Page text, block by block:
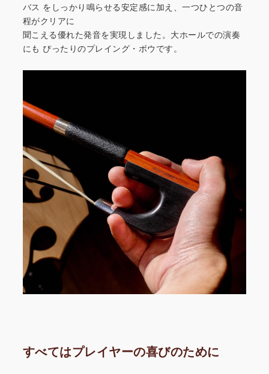
バス をしっかり鳴らせる安定感に加え、一つひとつの音
程がクリアに
聞こえる優れた発音を実現しました。大ホールでの演奏
にも ぴったりのプレイング・ボウです。
すべてはプレイヤーの喜びのために